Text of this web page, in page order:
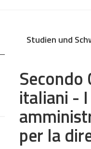
Studien und
italiani -
per la